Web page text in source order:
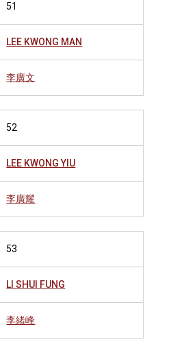
51
LEE KWONG MAN
李廣文
52
LEE KWONG YIU
李廣耀
53
LI SHUI FUNG
李緒峰